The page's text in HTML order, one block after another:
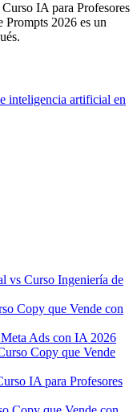
IA para Profesores
Prompts 2026 es un
inteligencia artificial en
vs Curso Ingeniería de
Copy que Vende con
Ads con IA 2026
Copy que Vende
IA para Profesores